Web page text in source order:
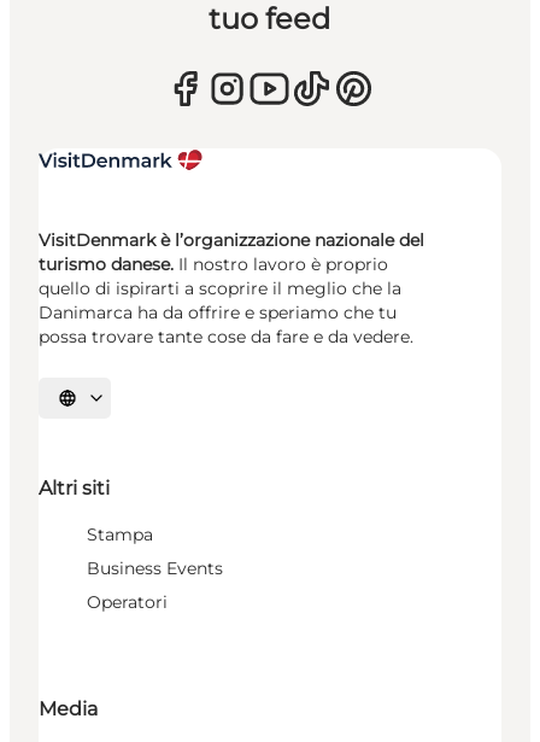
tuo feed
VisitDenmark è l’organizzazione nazionale del
turismo danese. Il nostro lavoro è proprio
quello di ispirarti a scoprire il meglio che la
Danimarca ha da offrire e speriamo che tu
possa trovare tante cose da fare e da vedere.
Seleziona la lingua
Altri siti
Stampa
Business Events
Operatori
Media